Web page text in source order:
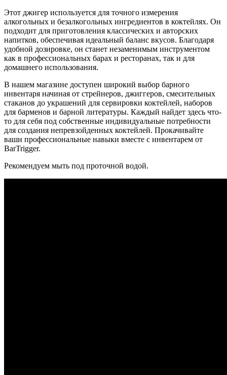
Этот джигер используется для точного измерения
алкогольных и безалкогольных ингредиентов в коктейлях. Он
подходит для приготовления классических и авторских
напитков, обеспечивая идеальный баланс вкусов. Благодаря
удобной дозировке, он станет незаменимым инструментом
как в профессиональных барах и ресторанах, так и для
домашнего использования.
В нашем магазине доступен широкий выбор барного
инвентаря начиная от стрейнеров, джиггеров, смесительных
стаканов до украшений для сервировки коктейлей, наборов
для барменов и барной литературы. Каждый найдет здесь что-
то для себя под собственные индивидуальные потребности
для создания непревзойденных коктейлей. Прокачивайте
ваши профессиональные навыки вместе с инвентарем от
BarTrigger.
Рекомендуем мыть под проточной водой.